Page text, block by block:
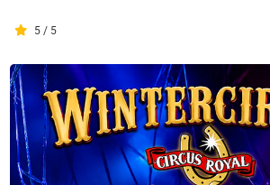
5 / 5